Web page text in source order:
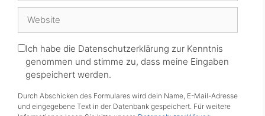
Adresse
Ich habe die Datenschutzerklärung zur Kenntnis
genommen und stimme zu, dass meine Eingaben
gespeichert werden.
Durch Abschicken des Formulares wird dein Name, E-Mail-Adresse
und eingegebene Text in der Datenbank gespeichert. Für weitere